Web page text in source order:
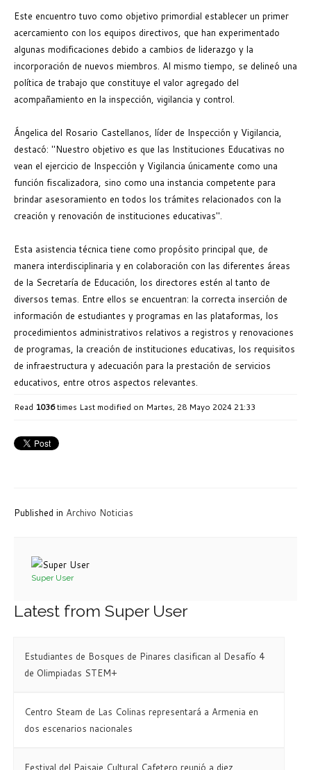
Este encuentro tuvo como objetivo primordial establecer un primer
acercamiento con los equipos directivos, que han experimentado
algunas modificaciones debido a cambios de liderazgo y la
incorporación de nuevos miembros. Al mismo tiempo, se delineó una
política de trabajo que constituye el valor agregado del
acompañamiento en la inspección, vigilancia y control.
Ángelica del Rosario Castellanos, líder de Inspección y Vigilancia,
destacó: "Nuestro objetivo es que las Instituciones Educativas no
vean el ejercicio de Inspección y Vigilancia únicamente como una
función fiscalizadora, sino como una instancia competente para
brindar asesoramiento en todos los trámites relacionados con la
creación y renovación de instituciones educativas".
Esta asistencia técnica tiene como propósito principal que, de
manera interdisciplinaria y en colaboración con las diferentes áreas
de la Secretaría de Educación, los directores estén al tanto de
diversos temas. Entre ellos se encuentran: la correcta inserción de
información de estudiantes y programas en las plataformas, los
procedimientos administrativos relativos a registros y renovaciones
de programas, la creación de instituciones educativas, los requisitos
de infraestructura y adecuación para la prestación de servicios
educativos, entre otros aspectos relevantes.
Read 1036times Last modified on Martes, 28 Mayo 2024 21:33
Published in Archivo Noticias
Super User
Latest from Super User
Estudiantes de Bosques de Pinares clasifican al Desafío 4
de Olimpiadas STEM+
Centro Steam de Las Colinas representará a Armenia en
dos escenarios nacionales
Festival del Paisaje Cultural Cafetero reunió a diez